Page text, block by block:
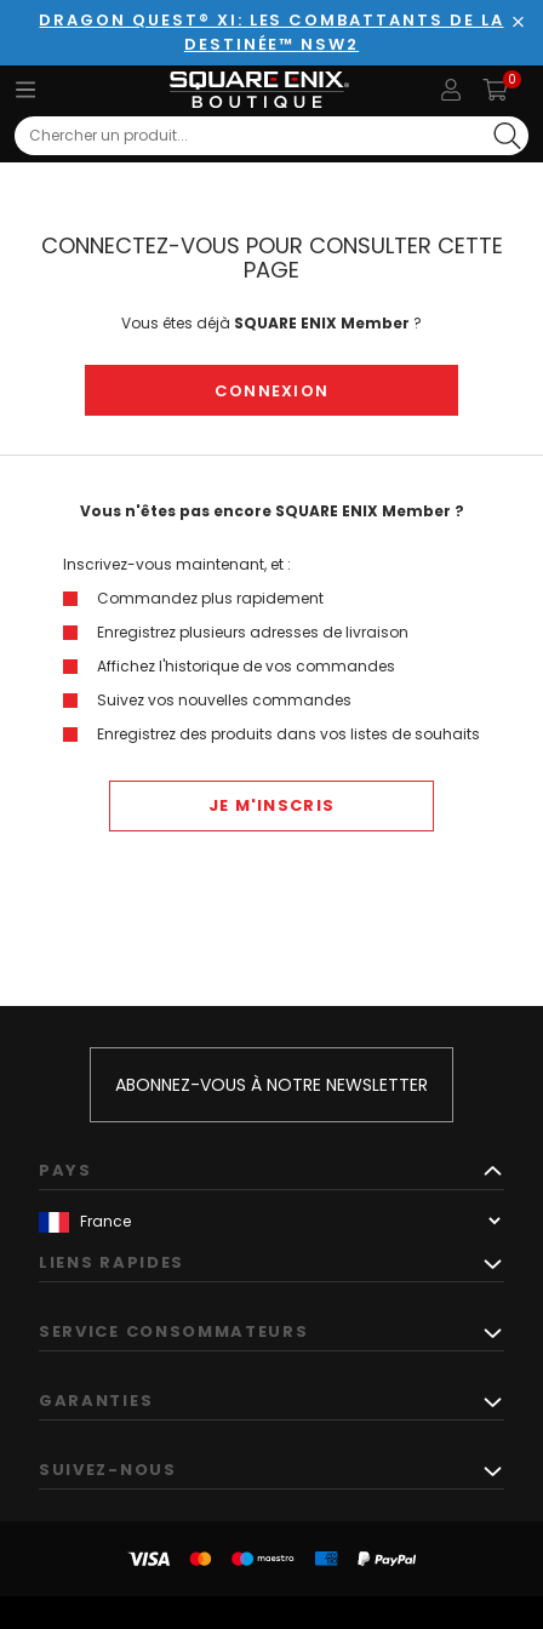
DRAGON QUEST® XI: LES COMBATTANTS DE LA
DESTINÉE™ NSW2
0
Search
CONNECTEZ-VOUS POUR CONSULTER CETTE
PAGE
Vous êtes déjà SQUARE ENIX Member ?
CONNEXION
Vous n'êtes pas encore SQUARE ENIX Member ?
Inscrivez-vous maintenant, et :
Commandez plus rapidement
Enregistrez plusieurs adresses de livraison
Affichez l'historique de vos commandes
Suivez vos nouvelles commandes
Enregistrez des produits dans vos listes de souhaits
JE M'INSCRIS
ABONNEZ-VOUS À NOTRE NEWSLETTER
PAYS
LIENS RAPIDES
SERVICE CONSOMMATEURS
GARANTIES
SUIVEZ-NOUS